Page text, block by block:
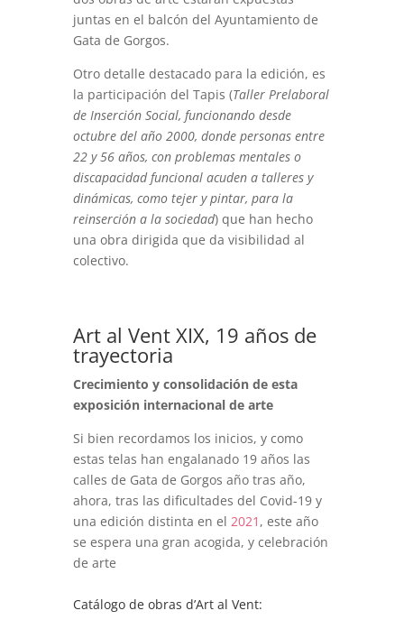
juntas en el balcón del Ayuntamiento de
Gata de Gorgos.
Otro detalle destacado para la edición, es
la participación del Tapis (Taller Prelaboral
de Inserción Social, funcionando desde
octubre del año 2000, donde personas entre
22 y 56 años, con problemas mentales o
discapacidad funcional acuden a talleres y
dinámicas, como tejer y pintar, para la
reinserción a la sociedad) que han hecho
una obra dirigida que da visibilidad al
colectivo.
Art al Vent XIX, 19 años de
trayectoria
Crecimiento y consolidación de esta
exposición internacional de arte
Si bien recordamos los inicios, y como
estas telas han engalanado 19 años las
calles de Gata de Gorgos año tras año,
ahora, tras las dificultades del Covid-19 y
una edición distinta en el 2021 , este año
se espera una gran acogida, y celebración
de arte
Catálogo de obras d’Art al Vent: